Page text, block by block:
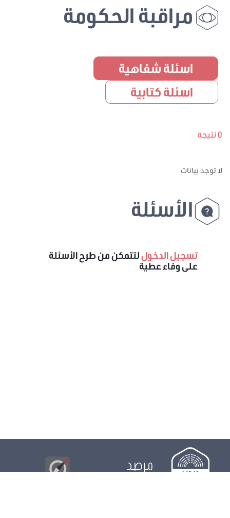
مراقبة الحكومة
اسئلة شفاهية
اسئلة كتابية
0 نتيجة
لا توجد بيانات
الأسئلة
تسجيل الدخوللتتمكن من طرح الأسئلة
على وفاء عطية
مرصد